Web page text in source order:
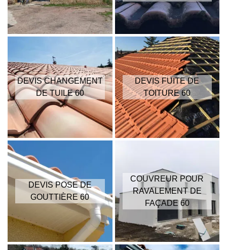
DEVIS CHANGEMENT
DE TUILE 60
DEVIS FUITE DE
TOITURE 60
DEVIS POSE DE
GOUTTIÈRE 60
COUVREUR POUR
RAVALEMENT DE
FAÇADE 60